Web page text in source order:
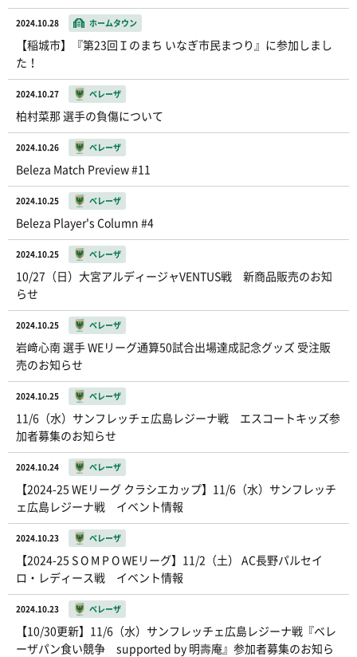
2024.10.28 ホームタウン
【稲城市】『第23回Ｉのまち いなぎ市民まつり』に参加しまし
た！
2024.10.27 ベレーザ
柏村菜那 選手の負傷について
2024.10.26 ベレーザ
Beleza Match Preview #11
2024.10.25 ベレーザ
Beleza Player's Column #4
2024.10.25 ベレーザ
10/27（日）大宮アルディージャVENTUS戦 新商品販売のお知
らせ
2024.10.25 ベレーザ
岩﨑心南 選手 WEリーグ通算50試合出場達成記念グッズ 受注販
売のお知らせ
2024.10.25 ベレーザ
11/6（水）サンフレッチェ広島レジーナ戦 エスコートキッズ参
加者募集のお知らせ
2024.10.24 ベレーザ
【2024-25 WEリーグ クラシエカップ】11/6（水）サンフレッチ
ェ広島レジーナ戦 イベント情報
2024.10.23 ベレーザ
【2024-25 S O M P O WEリーグ】11/2（土） AC長野パルセイ
ロ・レディース戦 イベント情報
2024.10.23 ベレーザ
【10/30更新】11/6（水）サンフレッチェ広島レジーナ戦『ベレ
ーザパン食い競争 supported by 明壽庵』参加者募集のお知ら